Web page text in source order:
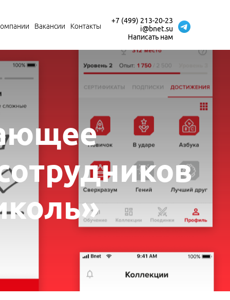
Вакансии Контакты
+7 (499) 213-20-23
i@bnet.su
Написать нам